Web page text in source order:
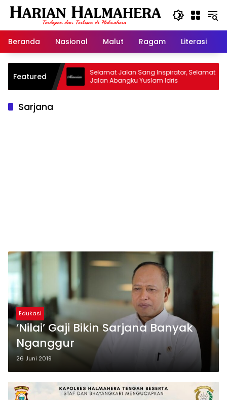
Langsung
Beranda
Nasional Malut Ragam Literasi
Featured
Warisan
Selamat Jalan Sang Inspirator, Selamat
Jalan Abangku Yuslam Idris
Sarjana
Edukasi
‘Nilai’ Gaji Bikin Sarjana Banyak
Nganggur
26 Juni 2019